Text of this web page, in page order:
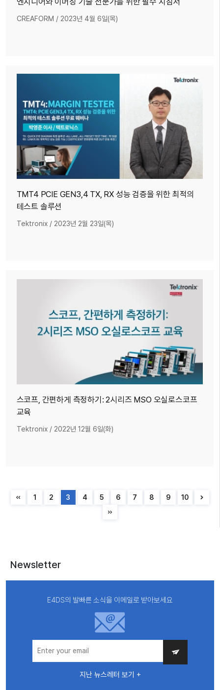
CREAFORM / 2023년 4월 6일(목)
TMT4 PCIE GEN3,4 TX, RX 성능 검증을 위한 최적의
테스트 솔루션
Tektronix/ 2023년 2월 23일(목)
스코프, 간편하게 측정하기: 2시리즈 MSO 오실로스코프
교육
Tektronix/ 2022년 12월 6일(화)
1 2 3 4 5 6 7 8 9 10
Newsletter
E4DS의 발빠른 소식을 이메일로 받아보세요
지난 뉴스레터 보기 +